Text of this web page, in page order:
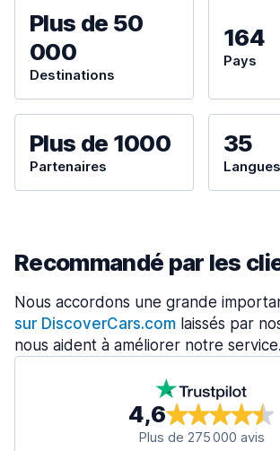
Plus de 50
000
Destinations
164
Pays
Plus de 1000
Partenaires
35
Langues
Recommandé par les
Nous accordons une grande
sur DiscoverCars.com laissés par
nous aident à améliorer notre service.
4,6
Plus de 275 000 avis